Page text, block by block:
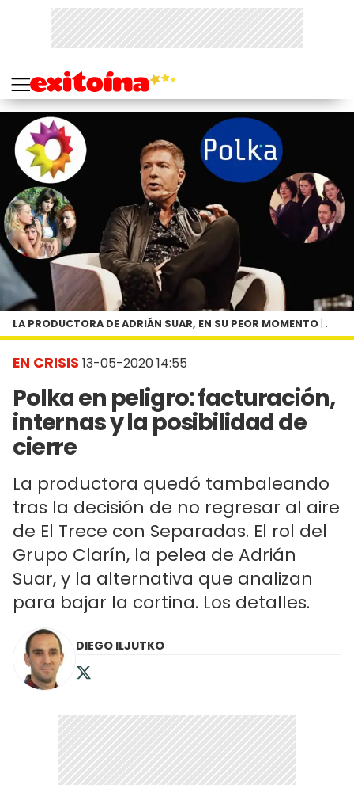
EN CRISIS 13-05-2020 14:55
Polka en peligro: facturación,
internas y la posibilidad de
cierre
La productora quedó tambaleando
tras la decisión de no regresar al aire
de El Trece con Separadas. El rol del
Grupo Clarín, la pelea de Adrián
Suar, y la alternativa que analizan
para bajar la cortina. Los detalles.
LA PRODUCTORA DE ADRIÁN SUAR, EN SU PEOR MOMENTO | .
DIEGO ILJUTKO